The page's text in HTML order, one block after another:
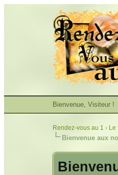
Bienvenue, Visiteur !
Rendez-vous au 1 › Le
Bienvenue aux